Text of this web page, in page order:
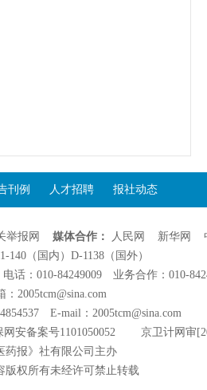
刊例 人才招聘 报社动态
举报网 媒体合作： 人民网 新华网
（国内）D-1138（国外）
：010-84249009 业务合作：010-
2005tcm@sina.com
E-mail：2005tcm@sina.com
备案号1101050052 京卫计网审
药报》社有限公司主办
版权所有未经许可禁止转载